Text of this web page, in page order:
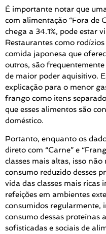
É importante notar que
com alimentação “Fora de
chega a 34.1%, pode estar
Restaurantes como
comida japonesa que
outros, são
de maior poder aquisitivo.
explicação para o menor
frango como itens
que esses alimentos são
doméstico.
Portanto, enquanto os
direto com “Carne” e
classes mais altas, isso
consumo reduzido desses
vida das classes mais
refeições em ambientes
consumidos regularmente,
consumo dessas proteínas
sofisticadas e sociais de